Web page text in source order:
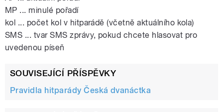
MP ... minulé pořadí
kol ... počet kol v hitparádě (včetně aktuálního kola)
SMS ... tvar SMS zprávy, pokud chcete hlasovat pro
uvedenou píseň
SOUVISEJÍCÍ PŘÍSPĚVKY
Pravidla hitparády Česká dvanáctka